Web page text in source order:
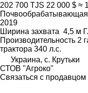
202 700 TJS 22 000 $ ≈
Почвообрабатывающая
2019
Ширина захвата 4,5 м
Производительность 2
трактора 340 л.с.
Украина, с. Крутьки
СТОВ "Агроко"
Связаться с продавцом